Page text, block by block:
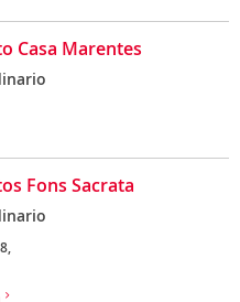
Casa Marentes
Fons Sacrata